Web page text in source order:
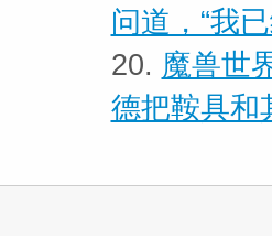
问道，“我
20. 魔兽世
德把鞍具和